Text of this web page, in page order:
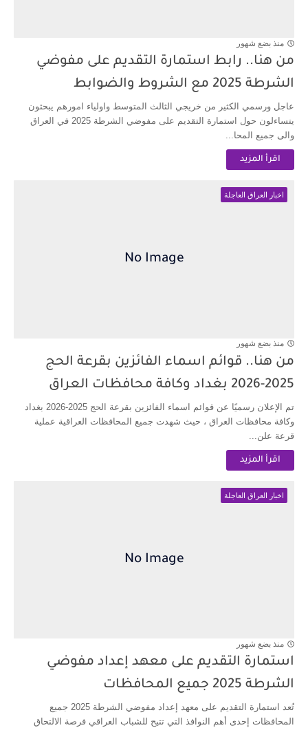
منذ بضع شهور
من هنا.. رابط استمارة التقديم على مفوضي
الشرطة 2025 مع الشروط والضوابط
عاجل ورسمي الكثير من خريجي الثالث المتوسط واولياء امورهم يبحثون
يتساءلون حول استمارة التقديم على مفوضي الشرطة 2025 في العراق
والى جميع المحا...
اقرأ المزيد
اخبار العراق العاجلة
منذ بضع شهور
من هنا.. قوائم اسماء الفائزين بقرعة الحج
2025-2026 بغداد وكافة محافظات العراق
تم الإعلان رسميًا عن قوائم اسماء الفائزين بقرعة الحج 2025-2026 بغداد
وكافة محافظات العراق ، حيث شهدت جميع المحافظات العراقية عملية
قرعة علن...
اقرأ المزيد
اخبار العراق العاجلة
منذ بضع شهور
استمارة التقديم على معهد إعداد مفوضي
الشرطة 2025 جميع المحافظات
تُعد استمارة التقديم على معهد إعداد مفوضي الشرطة 2025 جميع
المحافظات إحدى أهم النوافذ التي تتيح للشباب العراقي فرصة الالتحاق